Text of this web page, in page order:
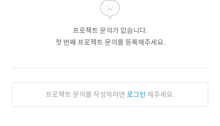
프로젝트 문의가 없습니다.
첫 번째 프로젝트 문의를 등록해주세요.
프로젝트 문의를 작성하려면 로그인 해주세요.